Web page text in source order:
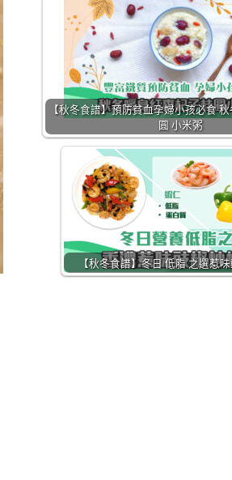
【秋冬食譜】預防貧血孕婦小孩必食
圓 小米粥
【秋冬食譜】冬日 低脂 之選惹